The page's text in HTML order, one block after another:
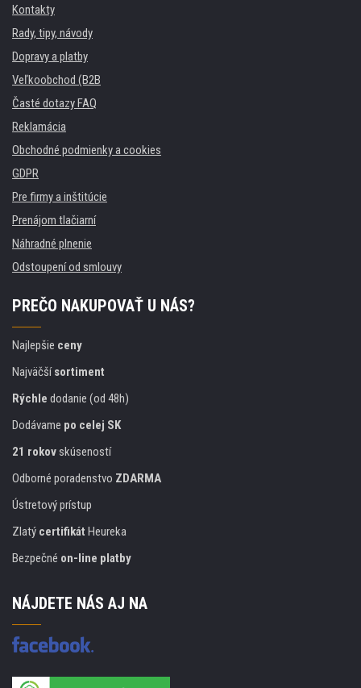
Kontakty
Rady, tipy, návody
Dopravy a platby
Veľkoobchod (B2B
Časté dotazy FAQ
Reklamácia
Obchodné podmienky a cookies
GDPR
Pre firmy a inštitúcie
Prenájom tlačiarní
Náhradné plnenie
Odstoupení od smlouvy
PREČO NAKUPOVAŤ U NÁS?
Najlepšie ceny
Najväčšísortiment
Rýchle dodanie (od 48h)
Dodávame po celej SK
21 rokovskúseností
Odborné poradenstvo ZDARMA
Ústretový prístup
Zlatý certifikát Heureka
Bezpečné on-line platby
NÁJDETE NÁS AJ NA